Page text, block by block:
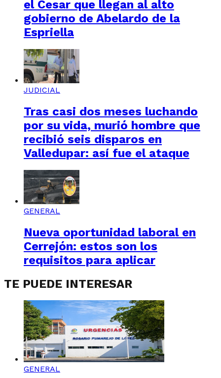
el Cesar que llegan al alto
gobierno de Abelardo de la
Espriella
JUDICIAL
Tras casi dos meses luchando
por su vida, murió hombre que
recibió seis disparos en
Valledupar: así fue el ataque
GENERAL
Nueva oportunidad laboral en
Cerrejón: estos son los
requisitos para aplicar
TE PUEDE INTERESAR
GENERAL